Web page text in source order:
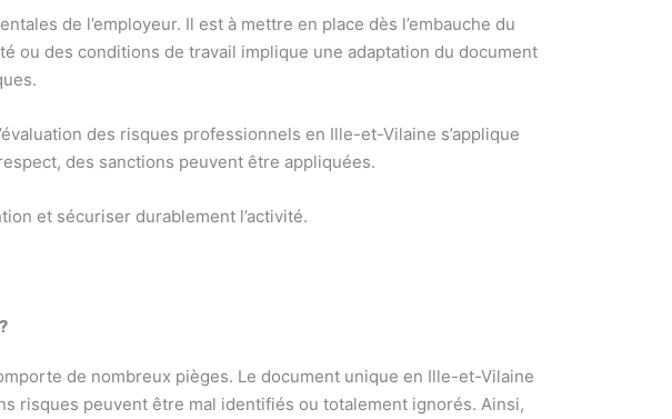
de l’employeur. Il est à mettre en place dès l’embauche du
ou des conditions de travail implique une adaptation du document
des risques professionnels en Ille-et-Vilaine s’applique
des sanctions peuvent être appliquées.
et sécuriser durablement l’activité.
de nombreux pièges. Le document unique en Ille-et-Vilaine
risques peuvent être mal identifiés ou totalement ignorés. Ainsi,